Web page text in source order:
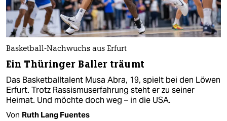
Basketball-Nachwuchs aus Erfurt
Ein Thüringer Baller träumt
Das Basketballtalent Musa Abra, 19, spielt bei den Löwen
Erfurt. Trotz Rassismuserfahrung steht er zu seiner
Heimat. Und möchte doch weg – in die USA.
Von Ruth Lang Fuentes